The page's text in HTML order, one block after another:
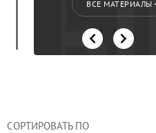
ВСЕ МАТЕРИАЛЫ
СОРТИРОВАТЬ ПО